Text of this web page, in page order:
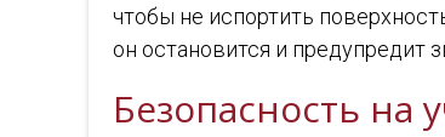
чтобы не испортить
он остановится и предупредит
Безопасность на